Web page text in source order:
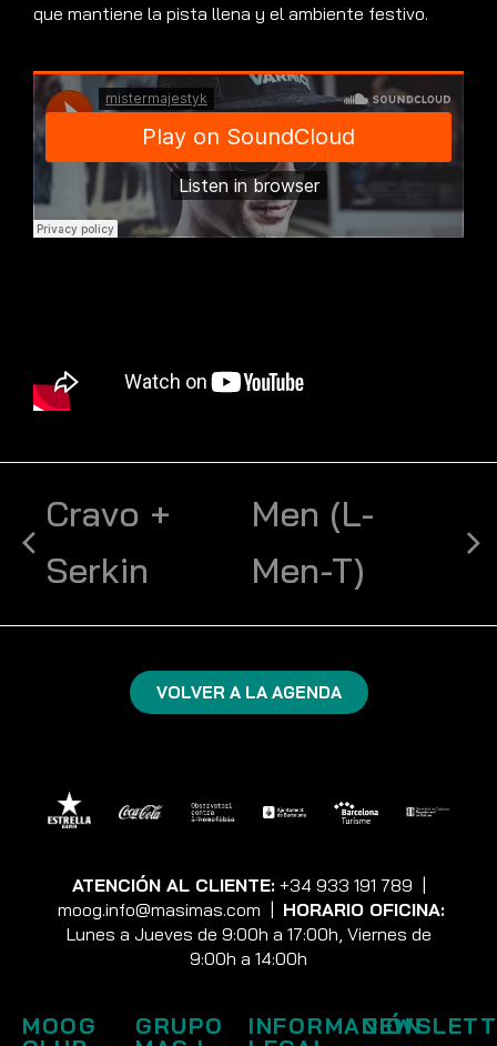
que mantiene la pista llena y el ambiente festivo.
Cravo +
Serkin
Men (L-
Men-T)
VOLVER A LA AGENDA
ATENCIÓN AL CLIENTE: +34 933 191 789
moog.info@masimas.com
HORARIO OFICINA:
Lunes a Jueves de 9:00h a 17:00h, Viernes de
9:00h a 14:00h
MOOG
GRUPO
INFORMACIÓN